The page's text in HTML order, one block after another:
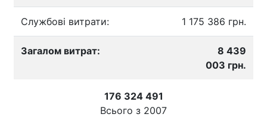
Службові витрати: 1 175 386 грн.
Загалом витрат:
8 439
003 грн.
176 324 491
Всього з 2007